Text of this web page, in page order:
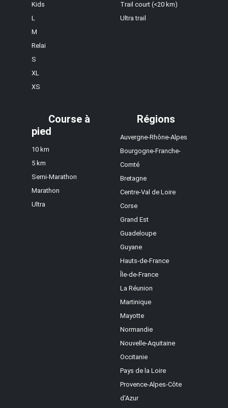
Kids
L
M
Relai
S
XL
XS
Trail court (<20 km)
Ultra trail
Course à
pied
10 km
5 km
Semi-Marathon
Marathon
Ultra
Régions
Auvergne-Rhône-Alpes
Bourgogne-Franche-
Comté
Bretagne
Centre-Val de Loire
Corse
Grand Est
Guadeloupe
Guyane
Hauts-de-France
Île-de-France
La Réunion
Martinique
Mayotte
Normandie
Nouvelle-Aquitaine
Occitanie
Pays de la Loire
Provence-Alpes-Côte
d'Azur